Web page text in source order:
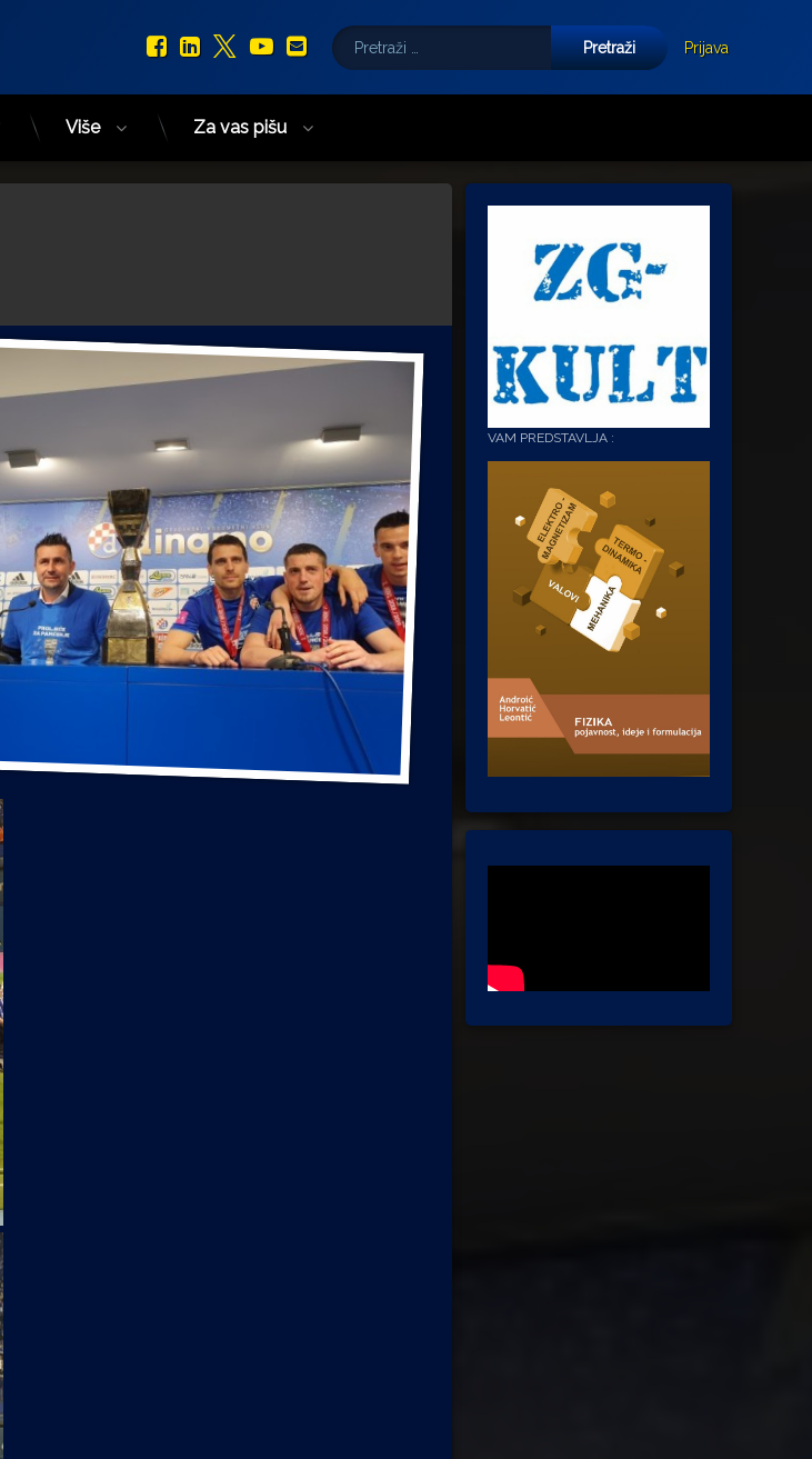
Facebook
LinkedIn
X.com
YouTube
E-mail
Pretraži:
Prijava
Više Za vas pišu
VAM PREDSTAVLJA :